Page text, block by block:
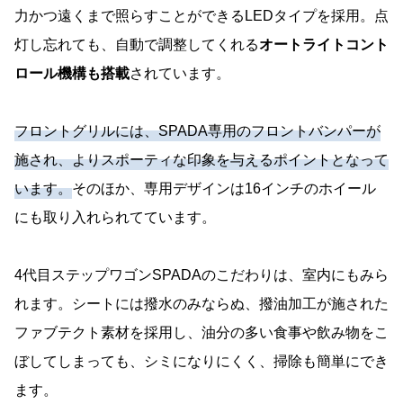
力かつ遠くまで照らすことができるLEDタイプを採用。点
灯し忘れても、自動で調整してくれるオートライトコント
ロール機構も搭載されています。
フロントグリルには、SPADA専用のフロントバンパーが
施され、よりスポーティな印象を与えるポイントとなって
います。そのほか、専用デザインは16インチのホイール
にも取り入れられてています。
4代目ステップワゴンSPADAのこだわりは、室内にもみら
れます。シートには撥水のみならぬ、撥油加工が施された
ファブテクト素材を採用し、油分の多い食事や飲み物をこ
ぼしてしまっても、シミになりにくく、掃除も簡単にでき
ます。